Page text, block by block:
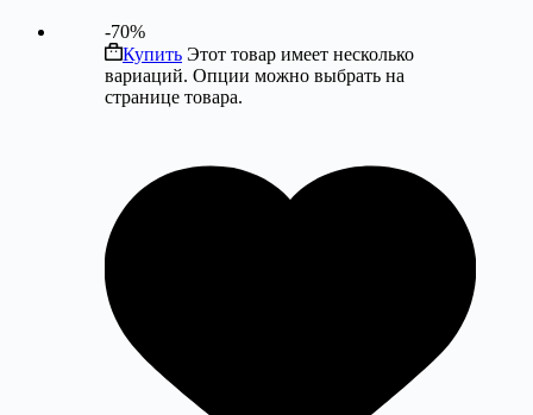
-70%
Купить Этот товар имеет несколько
вариаций. Опции можно выбрать на
странице товара.